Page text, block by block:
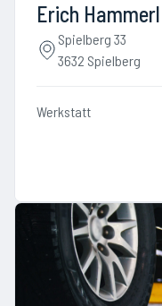
Erich Hammerl
Spielberg 33
3632 Spielberg
Werkstatt